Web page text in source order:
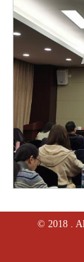
© 2018 .